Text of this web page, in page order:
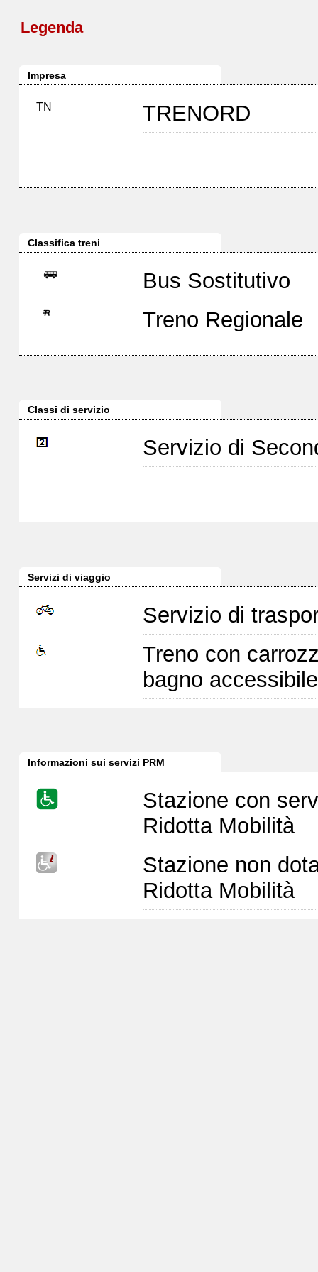
Legenda
Impresa
TN TRENORD
Classifica treni
Bus Sostitutivo
Treno Regionale
Classi di servizio
Servizio di
Servizi di viaggio
Servizio di
Treno con
bagno
Informazioni sui servizi PRM
Stazione con
Ridotta Mobilità
Stazione non
Ridotta Mobilità